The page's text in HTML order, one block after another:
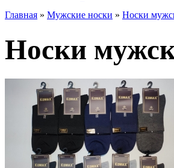
Главная » Мужские носки » Носки
Носки